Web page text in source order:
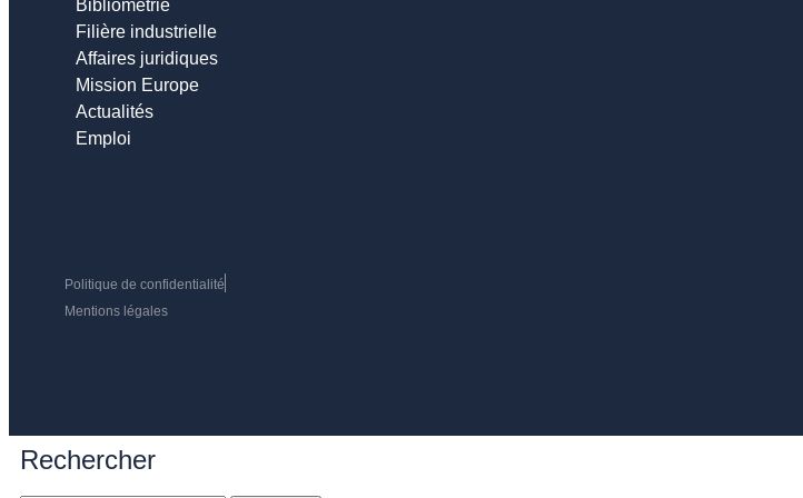
Bibliométrie
Filière industrielle
Affaires juridiques
Mission Europe
Actualités
Emploi
Politique de confidentialité
Mentions légales
Rechercher